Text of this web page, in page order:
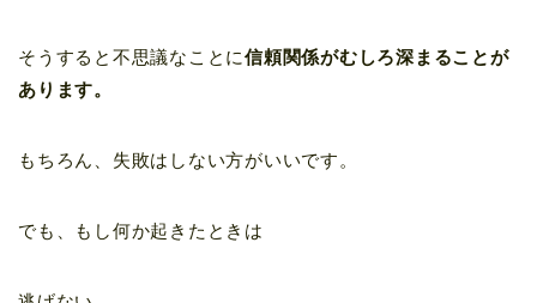
そうすると不思議なことに信頼関係がむしろ深まることが
あります。
もちろん、失敗はしない方がいいです。
でも、もし何か起きたときは